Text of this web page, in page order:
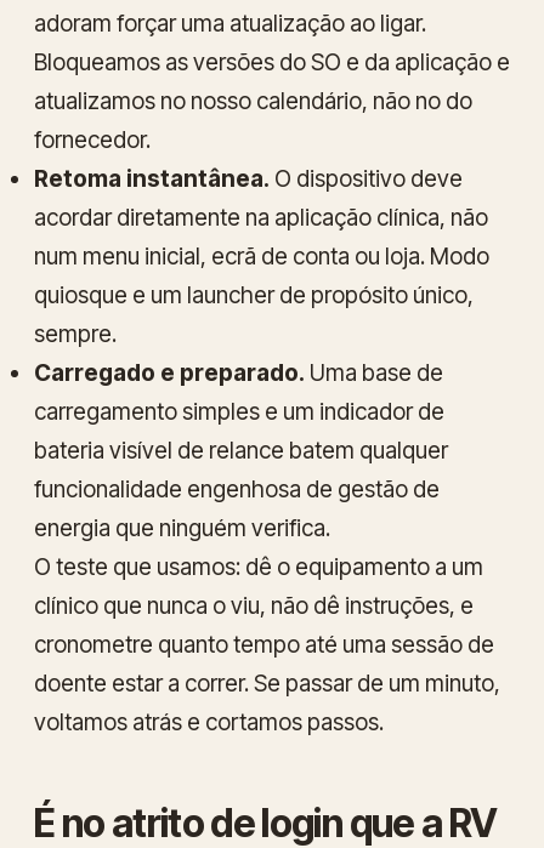
adoram forçar uma atualização ao ligar.
Bloqueamos as versões do SO e da aplicação e
atualizamos no nosso calendário, não no do
fornecedor.
Retoma instantânea. O dispositivo deve
acordar diretamente na aplicação clínica, não
num menu inicial, ecrã de conta ou loja. Modo
quiosque e um launcher de propósito único,
sempre.
Carregado e preparado. Uma base de
carregamento simples e um indicador de
bateria visível de relance batem qualquer
funcionalidade engenhosa de gestão de
energia que ninguém verifica.
O teste que usamos: dê o equipamento a um
clínico que nunca o viu, não dê instruções, e
cronometre quanto tempo até uma sessão de
doente estar a correr. Se passar de um minuto,
voltamos atrás e cortamos passos.
É no atrito de login que a RV